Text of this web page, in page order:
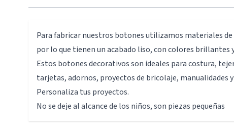
Para fabricar nuestros botones utilizamos materiales
por lo que tienen un acabado liso, con colores brillantes
Estos botones decorativos son ideales para costura,
tarjetas, adornos, proyectos de bricolaje, manualidades
Personaliza tus proyectos.
No se deje al alcance de los niños, son piezas pequeñas